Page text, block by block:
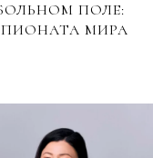
ПОЛЕ:
МИРА